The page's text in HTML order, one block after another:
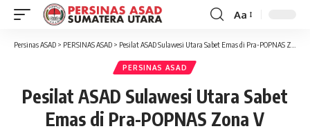
Font
Resizer
Aa
Persinas ASAD > PERSINAS ASAD > Pesilat ASAD Sulawesi Utara Sabet Emas di Pra-POPNAS Zona V
PERSINAS ASAD
Pesilat ASAD Sulawesi Utara Sabet
Emas di Pra-POPNAS Zona V